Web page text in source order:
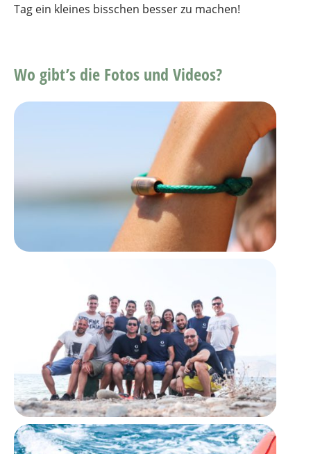
Tag ein kleines bisschen besser zu machen!
Wo gibt’s die Fotos und Videos?